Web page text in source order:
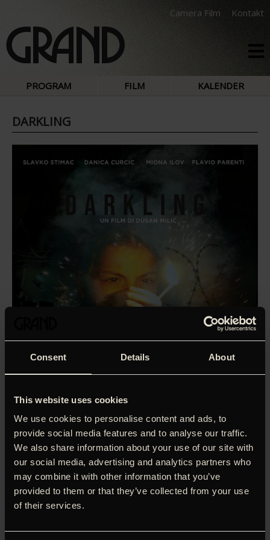
Consent Details About
This website uses cookies
We use cookies to personalise content and ads, to
provide social media features and to analyse our traffic.
We also share information about your use of our site with
our social media, advertising and analytics partners who
may combine it with other information that you’ve
provided to them or that they’ve collected from your use
of their services.
Camera Film Kontakt
PROGRAM FILM KALENDER
DARKLING
I det bjergrige Kosovo, omgivet af tæt skov, bor Milica